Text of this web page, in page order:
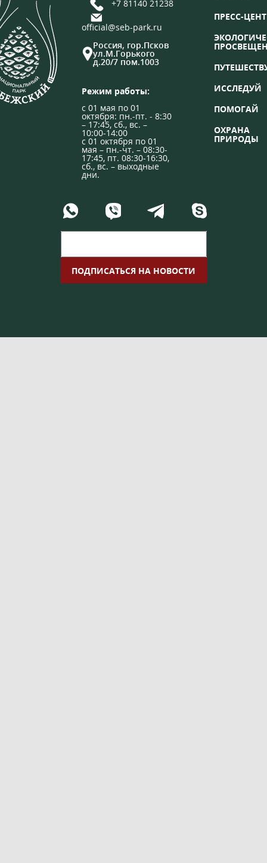
+7 81140 21238
official@seb-park.ru
Россия, гор.Псков
ул.М.Горького
д.20/7 пом.1003
Режим работы:
с 01 мая по 01
октября: пн.-пт. - 8:30
– 17:45, сб., вс. –
10:00-14:00
с 01 октября по 01
мая – пн.-чт. – 08:30-
17:45, пт. 08:30-16:30,
сб., вс. – выходные
дни.
ПРЕСС-
ИССЛЕДУЙ
ПОМОГАЙ
ОХРАНА
ПРИРОДЫ